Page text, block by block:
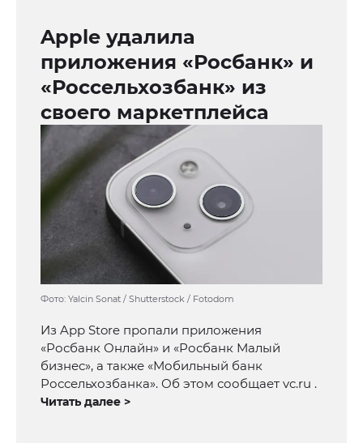
Apple удалила
приложения «Росбанк» и
«Россельхозбанк» из
своего маркетплейса
Фото: Yalcin Sonat / Shutterstock / Fotodom
Из App Store пропали приложения
«Росбанк Онлайн» и «Росбанк Малый
бизнес», а также «Мобильный банк
Россельхозбанка». Об этом сообщает vc.ru .
Читать далее >